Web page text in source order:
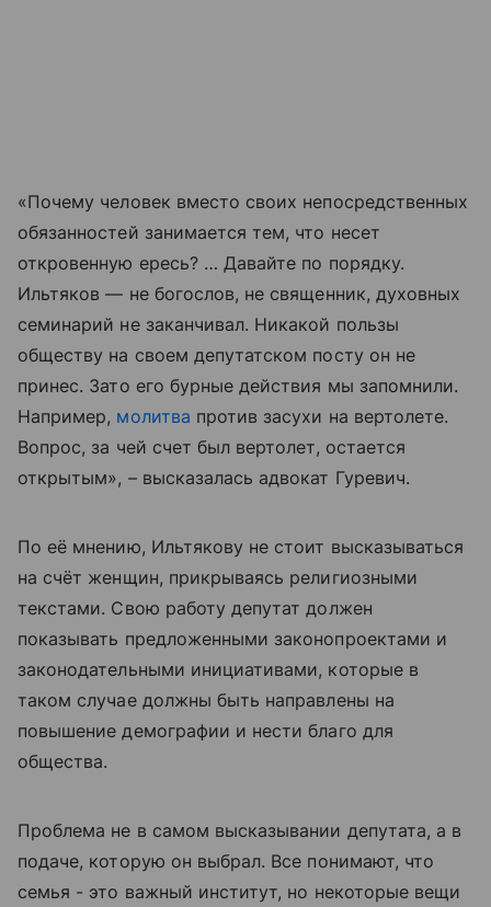
«Почему человек вместо своих непосредственных
обязанностей занимается тем, что несет
откровенную ересь? … Давайте по порядку.
Ильтяков — не богослов, не священник, духовных
семинарий не заканчивал. Никакой пользы
обществу на своем депутатском посту он не
принес. Зато его бурные действия мы запомнили.
Например, молитва против засухи на вертолете.
Вопрос, за чей счет был вертолет, остается
открытым», – высказалась адвокат Гуревич.
По её мнению, Ильтякову не стоит высказываться
на счёт женщин, прикрываясь религиозными
текстами. Свою работу депутат должен
показывать предложенными законопроектами и
законодательными инициативами, которые в
таком случае должны быть направлены на
повышение демографии и нести благо для
общества.
Проблема не в самом высказывании депутата, а в
подаче, которую он выбрал. Все понимают, что
семья - это важный институт, но некоторые вещи